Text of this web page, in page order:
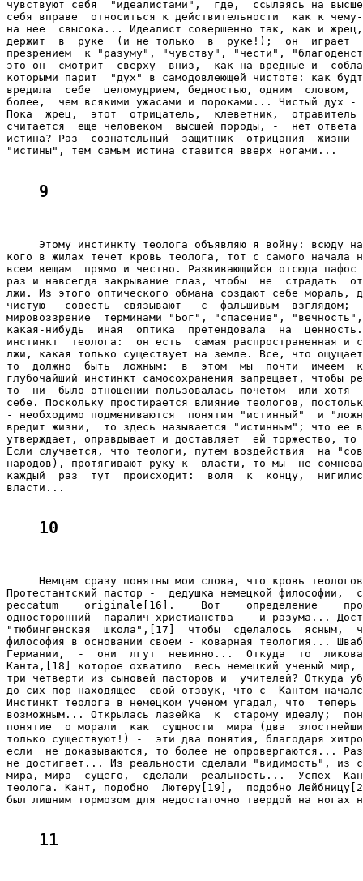
чувствуют себя  "идеалистами",  где,  ссылаясь на
себя вправе  относиться к действительности  как к
на нее  свысока... Идеалист совершенно так, как и
держит  в  руке  (и не только  в  руке!);  он  играет
презрением  к "разуму", "чувству", "чести",
это он  смотрит  сверху  вниз,  как на вредные и
которыми парит  "дух" в самодовлеющей чистоте: как
вредила  себе  целомудрием, бедностью, одним  словом,
более,  чем всякими ужасами и пороками... Чистый дух
Пока  жрец,  этот  отрицатель,  клеветник,
считается  еще человеком  высшей породы, -  нет
истина? Раз  сознательный  защитник  отрицания  жизни
"истины", тем самым истина ставится вверх ногами...
9
Этому инстинкту теолога объявляю я войну: всюду
кого в жилах течет кровь теолога, тот с самого начала
всем вещам  прямо и честно. Развивающийся отсюда
раз и навсегда закрывание глаз, чтобы  не  страдать  от
лжи. Из этого оптического обмана создают себе мораль,
чистую   совесть  связывают   с  фальшивым  взглядом;
мировоззрение  терминами "Бог", "спасение",
какая-нибудь  иная  оптика  претендовала  на
инстинкт  теолога:  он есть  самая распространенная и
лжи, какая только существует на земле. Все, что
то  должно  быть  ложным:  в  этом  мы  почти  имеем
глубочайший инстинкт самосохранения запрещает, чтобы
то  ни  было отношении пользовалась почетом  или хотя
себе. Поскольку простирается влияние теологов,
- необходимо подмениваются  понятия "истинный"  и
вредит жизни,  то здесь называется "истинным"; что ее
утверждает, оправдывает и доставляет  ей торжество,
Если случается, что теологи, путем воздействия  на
народов), протягивают руку к  власти, то мы  не
каждый  раз  тут  происходит:  воля  к  концу,
власти...
10
Немцам сразу понятны мои слова, что кровь
Протестантский пастор -  дедушка немецкой философии,
peccatum    originale[16].    Вот    определение
односторонний  паралич христианства -  и разума...
"тюбингенская  школа",[17]  чтобы  сделалось  ясным,
философия в основании своем - коварная теология...
Германии,  -  они  лгут  невинно...  Откуда  то
Канта,[18] которое охватило  весь немецкий ученый мир,
три четверти из сыновей пасторов и  учителей? Откуда
до сих пор находящее  свой отзвук, что с  Кантом
Инстинкт теолога в немецком ученом угадал, что
возможным... Открылась лазейка  к  старому идеалу;
понятие  о морали  как  сущности  мира (два
только существуют!) -  эти два понятия, благодаря
если  не доказываются, то более не опровергаются...
не достигает... Из реальности сделали "видимость", из
мира, мира  сущего,  сделали  реальность...  Успех
теолога. Кант, подобно  Лютеру[19],  подобно
был лишним тормозом для недостаточно твердой на ногах
11